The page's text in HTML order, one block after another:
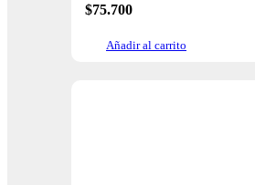
$75.700
Añadir al carrito